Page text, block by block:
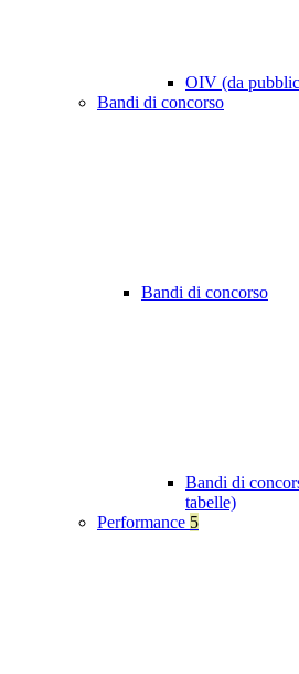
OIV (da
Bandi di concorso
Bandi di concorso
Bandi di
tabelle)
Performance 5